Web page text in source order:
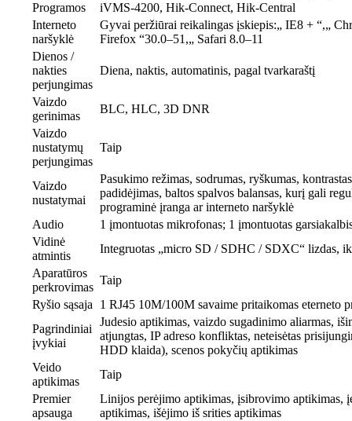
Programos
iVMS-4200, Hik-Connect, Hik-Central
Interneto
naršyklė
Gyvai peržiūrai reikalingas įskiepis:„ IE8 + “,„
Firefox “30.0–51,„ Safari 8.0–11
Dienos /
nakties
perjungimas
Diena, naktis, automatinis, pagal tvarkaraštį
Vaizdo
gerinimas
BLC, HLC, 3D DNR
Vaizdo
nustatymų
perjungimas
Taip
Vaizdo
nustatymai
Pasukimo režimas, sodrumas, ryškumas,
padidėjimas, baltos spalvos balansas, kurį gali
programinė įranga ar interneto naršyklė
Audio
1 įmontuotas mikrofonas; 1 įmontuotas
Vidinė
atmintis
Integruotas „micro SD / SDHC / SDXC“ lizdas,
Aparatūros
perkrovimas
Taip
Ryšio sąsaja 1 RJ45 10M/100M savaime pritaikomas eterneto
Pagrindiniai
įvykiai
Judesio aptikimas, vaizdo sugadinimo aliarmas,
atjungtas, IP adreso konfliktas, neteisėtas
HDD klaida), scenos pokyčių aptikimas
Veido
aptikimas
Taip
Premier
apsauga
Linijos perėjimo aptikimas, įsibrovimo aptikimas,
aptikimas, išėjimo iš srities aptikimas